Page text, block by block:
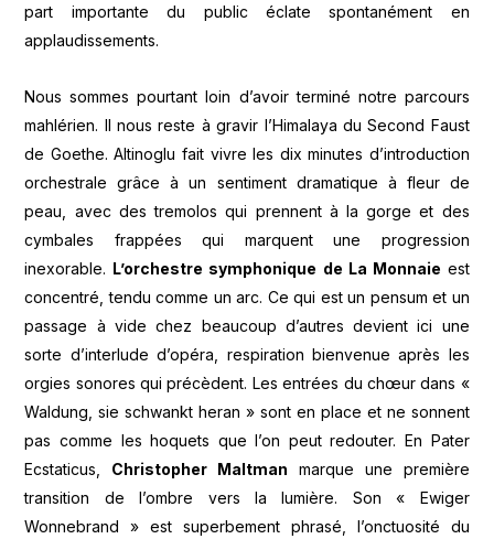
part importante du public éclate spontanément en
applaudissements.
Nous sommes pourtant loin d’avoir terminé notre parcours
mahlérien. Il nous reste à gravir l’Himalaya du Second Faust
de Goethe. Altinoglu fait vivre les dix minutes d’introduction
orchestrale grâce à un sentiment dramatique à fleur de
peau, avec des tremolos qui prennent à la gorge et des
cymbales frappées qui marquent une progression
inexorable. L’orchestre symphonique de La Monnaie est
concentré, tendu comme un arc. Ce qui est un pensum et un
passage à vide chez beaucoup d’autres devient ici une
sorte d’interlude d’opéra, respiration bienvenue après les
orgies sonores qui précèdent. Les entrées du chœur dans «
Waldung, sie schwankt heran » sont en place et ne sonnent
pas comme les hoquets que l’on peut redouter. En Pater
Ecstaticus, Christopher Maltman marque une première
transition de l’ombre vers la lumière. Son « Ewiger
Wonnebrand » est superbement phrasé, l’onctuosité du